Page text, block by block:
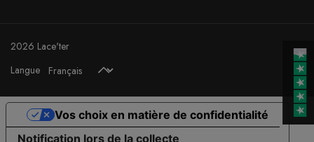
2026 Lace'ter
Langue
Notification lors de la collecte
Vos choix en matière de confidentialité